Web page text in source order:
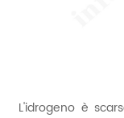
L'idrogeno è